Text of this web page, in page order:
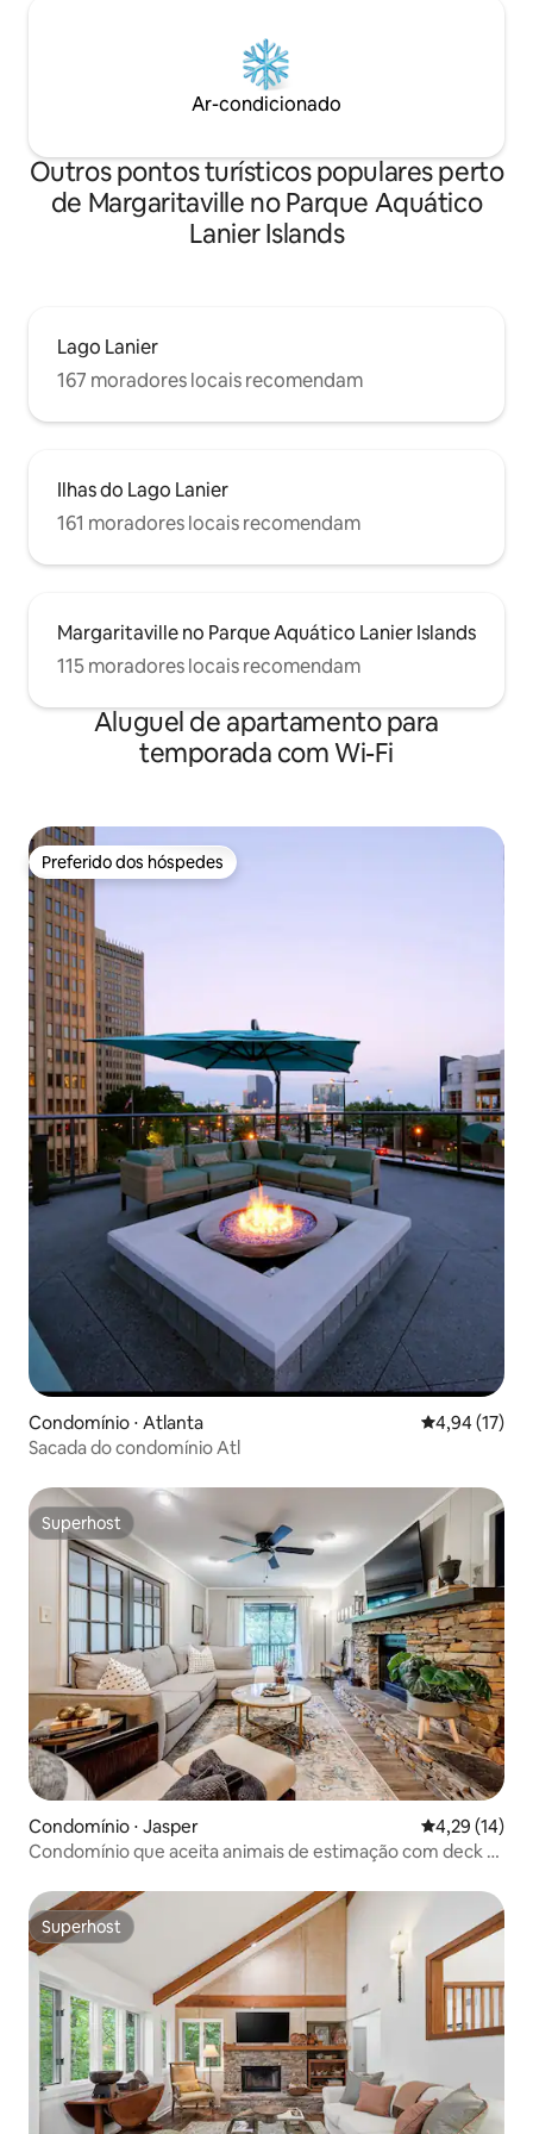
Ar-condicionado
Outros pontos turísticos populares perto
de Margaritaville no Parque Aquático
Lanier Islands
Lago Lanier
167 moradores locais recomendam
Ilhas do Lago Lanier
161 moradores locais recomendam
Margaritaville no Parque Aquático Lanier Islands
115 moradores locais recomendam
Aluguel de apartamento para
temporada com Wi-Fi
Preferido dos hóspedes
Preferido dos hóspedes
Condomínio ⋅ Atlanta 4,94 de uma
4,94 (17)
Sacada do condomínio Atl
Superhost
Superhost
Condomínio ⋅ Jasper 4,29 de uma
4,29 (14)
Condomínio que aceita animais de estimação com deck e
Superhost
Superhost